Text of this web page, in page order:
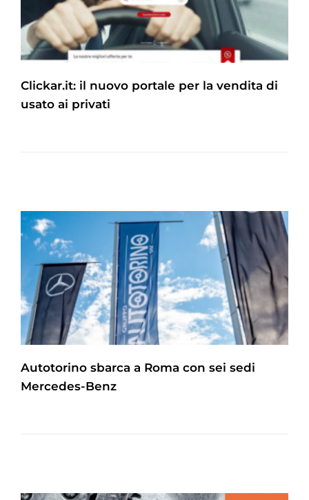
Clickar.it: il nuovo portale per la vendita di
usato ai privati
Autotorino sbarca a Roma con sei sedi
Mercedes-Benz